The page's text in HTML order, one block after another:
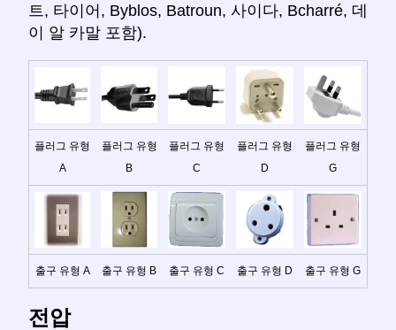
트, 타이어, Byblos, Batroun, 사이다, Bcharré, 데
이 알 카말 포함).
플러그 유형
A
플러그 유형
B
플러그 유형
C
플러그 유형
D
플러그 유형
G
출구 유형 A 출구 유형 B 출구 유형 C 출구 유형 D 출구 유형 G
전압